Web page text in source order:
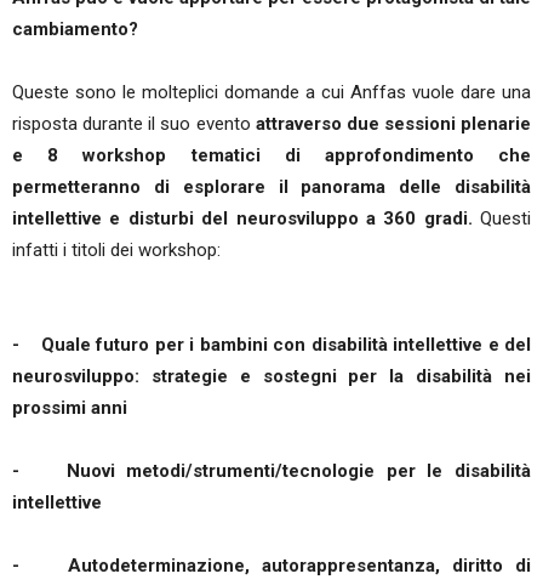
cambiamento?
Queste sono le molteplici domande a cui Anffas vuole dare una
risposta durante il suo evento attraverso due sessioni plenarie
e 8 workshop tematici di approfondimento che
permetteranno di esplorare il panorama delle disabilità
intellettive e disturbi del neurosviluppo a 360 gradi. Questi
infatti i titoli dei workshop:
- Quale futuro per i bambini con disabilità intellettive e del
neurosviluppo: strategie e sostegni per la disabilità nei
prossimi anni
- Nuovi metodi/strumenti/tecnologie per le disabilità
intellettive
- Autodeterminazione, autorappresentanza, diritto di